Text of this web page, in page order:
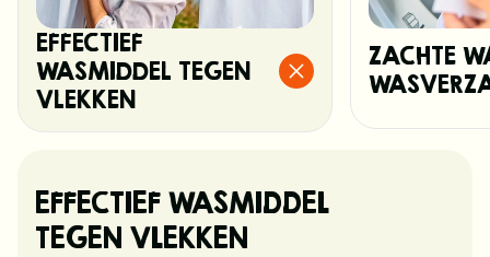
EFFECTIEF
WASMIDDEL TEGEN
VLEKKEN
ZACHTE
EFFECTIEF WASMIDDEL
TEGEN VLEKKEN